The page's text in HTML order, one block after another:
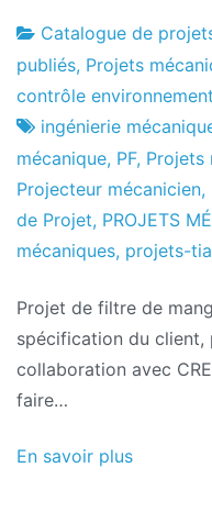
Usine
de
projets
25
le
mois
d'octobre
2016
Catalogue de
publiés, Projets
contrôle
ingénierie
mécanique, PF, Projets
Projecteur mécanicien,
de Projet, PROJETS
mécaniques, projets-
Projet de filtre de
spécification du client,
collaboration avec
faire…
En savoir plus